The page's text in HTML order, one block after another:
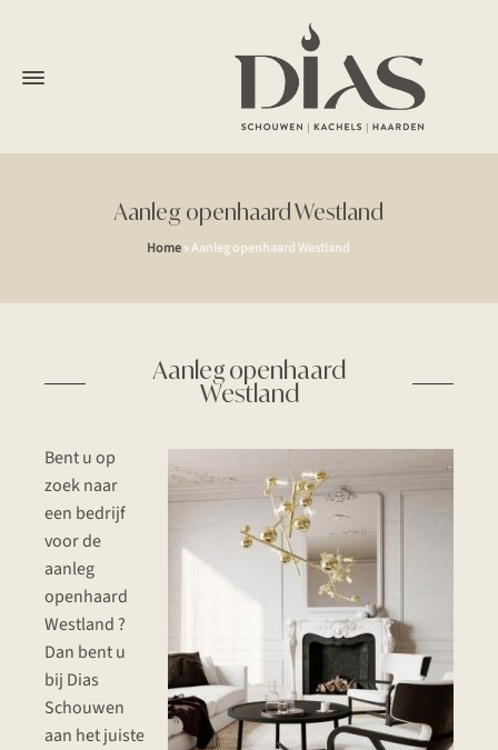
Aanleg openhaard Westland
Home»Aanleg openhaard Westland
Aanleg openhaard
Westland
Bent u op
zoek naar
een bedrijf
voor de
aanleg
openhaard
Westland ?
Dan bent u
bij Dias
Schouwen
aan het juiste